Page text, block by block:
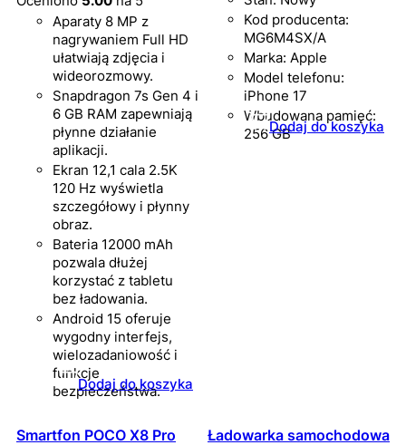
Aparaty 8 MP z
nagrywaniem Full HD
ułatwiają zdjęcia i
wideorozmowy.
Snapdragon 7s Gen 4 i
6 GB RAM zapewniają
płynne działanie
aplikacji.
Ekran 12,1 cala 2.5K
120 Hz wyświetla
szczegółowy i płynny
obraz.
Bateria 12000 mAh
pozwala dłużej
korzystać z tabletu
bez ładowania.
Android 15 oferuje
wygodny interfejs,
wielozadaniowość i
funkcje
bezpieczeństwa.
Dodaj do koszyka
Kod producenta:
MG6M4SX/A
Marka: Apple
Model telefonu:
iPhone 17
Wbudowana pamięć:
256 GBDodaj do koszyka
Smartfon POCO X8 Pro
Ładowarka samochodowa